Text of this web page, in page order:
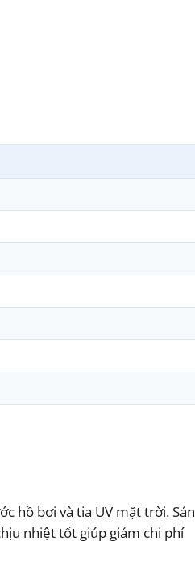
hồ bơi và tia UV mặt trời. Sản
nhiệt tốt giúp giảm chi phí